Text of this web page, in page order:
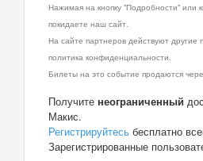
Нажимая на кнопку "Подробности" или
покидаете наш сайт.
На сайте партнеров действуют другие
политика конфиденциальности.
Билеты на это событие продаются
Получите неограниченный
Макис.
Регистрируйтесь бесплатно
Зарегистрированные